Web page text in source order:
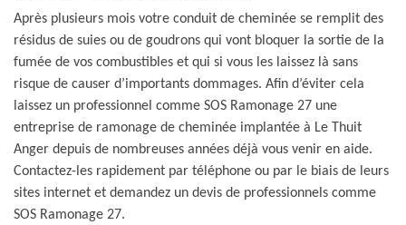
Après plusieurs mois votre conduit de cheminée se remplit des
résidus de suies ou de goudrons qui vont bloquer la sortie de la
fumée de vos combustibles et qui si vous les laissez là sans
risque de causer d’importants dommages. Afin d’éviter cela
laissez un professionnel comme SOS Ramonage 27 une
entreprise de ramonage de cheminée implantée à Le Thuit
Anger depuis de nombreuses années déjà vous venir en aide.
Contactez-les rapidement par téléphone ou par le biais de leurs
sites internet et demandez un devis de professionnels comme
SOS Ramonage 27.